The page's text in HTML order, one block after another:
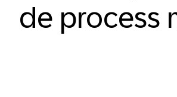
de process